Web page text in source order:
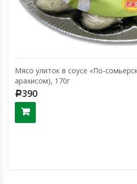
Мясо улиток в соусе «По-
арахисом), 170г
Р390